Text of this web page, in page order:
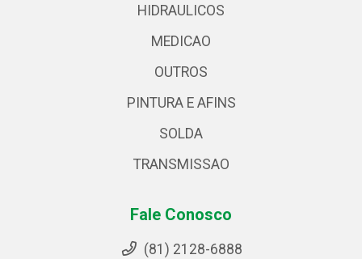
HIDRAULICOS
MEDICAO
OUTROS
PINTURA E AFINS
SOLDA
TRANSMISSAO
Fale Conosco
(81) 2128-6888